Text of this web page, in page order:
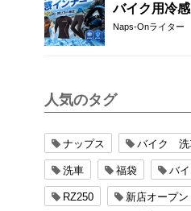
バイク用冷
め22選！夏
Naps-Onライター
人気のタグ
ナップス バイク 洗
洗車 福袋 バ
RZ250 新店オープン